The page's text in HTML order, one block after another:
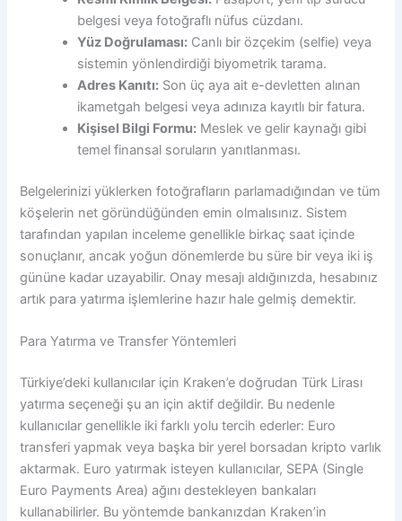
belgesi veya fotoğraflı nüfus cüzdanı.
Yüz Doğrulaması: Canlı bir özçekim (selfie) veya
sistemin yönlendirdiği biyometrik tarama.
Adres Kanıtı: Son üç aya ait e-devletten alınan
ikametgah belgesi veya adınıza kayıtlı bir fatura.
Kişisel Bilgi Formu: Meslek ve gelir kaynağı gibi
temel finansal soruların yanıtlanması.
Belgelerinizi yüklerken fotoğrafların parlamadığından ve tüm
köşelerin net göründüğünden emin olmalısınız. Sistem
tarafından yapılan inceleme genellikle birkaç saat içinde
sonuçlanır, ancak yoğun dönemlerde bu süre bir veya iki iş
gününe kadar uzayabilir. Onay mesajı aldığınızda, hesabınız
artık para yatırma işlemlerine hazır hale gelmiş demektir.
Para Yatırma ve Transfer Yöntemleri
Türkiye’deki kullanıcılar için Kraken’e doğrudan Türk Lirası
yatırma seçeneği şu an için aktif değildir. Bu nedenle
kullanıcılar genellikle iki farklı yolu tercih ederler: Euro
transferi yapmak veya başka bir yerel borsadan kripto varlık
aktarmak. Euro yatırmak isteyen kullanıcılar, SEPA (Single
Euro Payments Area) ağını destekleyen bankaları
kullanabilirler. Bu yöntemde bankanızdan Kraken’in